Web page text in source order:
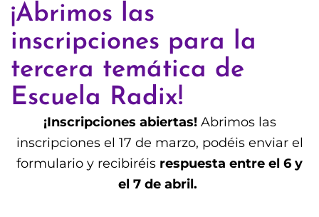
¡Abrimos las
inscripciones para la
tercera temática de
Escuela Radix!
¡Inscripciones abiertas!Abrimos las
inscripciones el 17 de marzo, podéis enviar el
formulario y recibiréis respuesta entre el 6 y
el 7 de abril.